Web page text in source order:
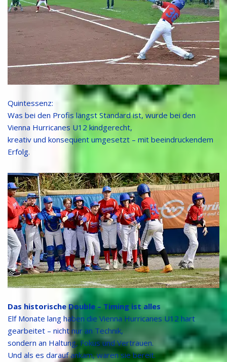
Quintessenz:
Was bei den Profis längst Standard ist, wurde bei den
Vienna Hurricanes U12 kindgerecht,
kreativ und konsequent umgesetzt – mit beeindruckendem
Erfolg.
Das historische Double – Timing ist alles
Elf Monate lang haben die Vienna Hurricanes U12 hart
gearbeitet – nicht nur an Technik,
sondern an Haltung, Fokus und Vertrauen.
Und als es darauf ankam, waren sie bereit.